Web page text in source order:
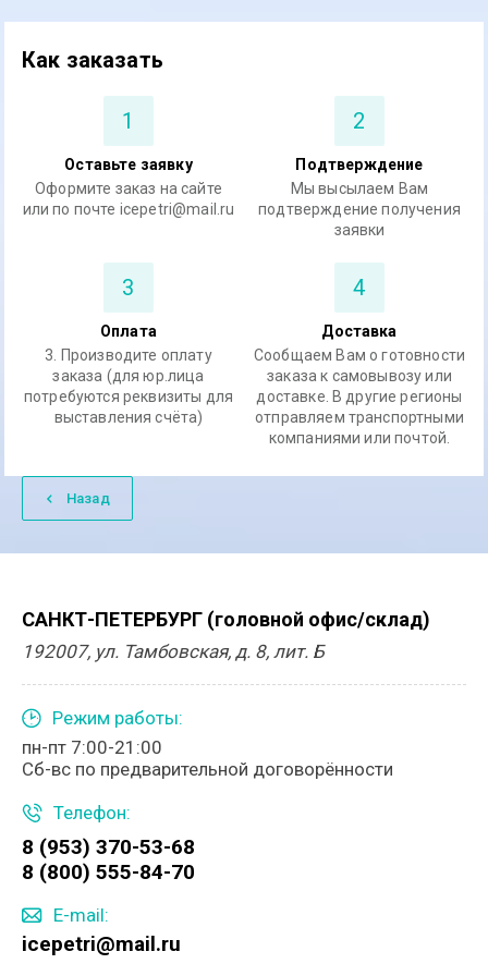
Как заказать
1
Оставьте заявку
Оформите заказ на сайте
или по почте icepetri@mail.ru
2
Подтверждение
Мы высылаем Вам
подтверждение получения
заявки
3
Оплата
3. Производите оплату
заказа (для юр.лица
потребуются реквизиты для
выставления счёта)
4
Доставка
Сообщаем Вам о готовности
заказа к самовывозу или
доставке. В другие регионы
отправляем транспортными
компаниями или почтой.
Назад
САНКТ-ПЕТЕРБУРГ (головной офис/склад)
192007, ул. Тамбовская, д. 8, лит. Б
Режим работы:
пн-пт 7:00-21:00
Сб-вс по предварительной договорённости
Телефон:
8 (953) 370-53-68
8 (800) 555-84-70
E-mail:
icepetri@mail.ru